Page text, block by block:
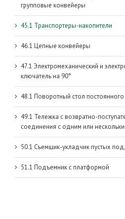
групповые конвейеры
45.1 Транспортеры-накопители
46.1 Цепные конвейеры
47.1 Электромеханический и
ключатель на 90°
48.1 Поворотный стол
49.1 Тележка с возвратно-
соединения с одним или
50.1 Съемщик-укладчик пустых
51.1 Подъемник с платформой